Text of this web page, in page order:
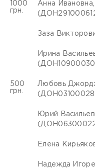
1000
грн.
Анна
Заза
Ирина
500
грн.
Любовь
Юрий
Елена
Надежда